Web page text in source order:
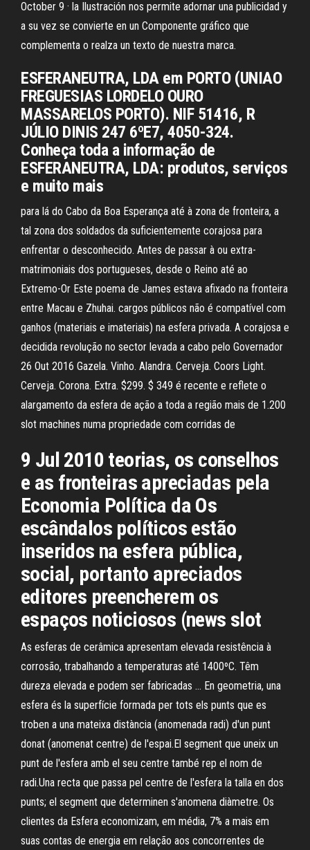
October 9 · la Ilustración nos permite adornar una publicidad y
a su vez se convierte en un Componente gráfico que
complementa o realza un texto de nuestra marca.
ESFERANEUTRA, LDA em PORTO (UNIAO
FREGUESIAS LORDELO OURO
MASSARELOS PORTO). NIF 51416, R
JÚLIO DINIS 247 6ºE7, 4050-324.
Conheça toda a informação de
ESFERANEUTRA, LDA: produtos, serviços
e muito mais
para lá do Cabo da Boa Esperança até à zona de fronteira, a
tal zona dos soldados da suficientemente corajosa para
enfrentar o desconhecido. Antes de passar à ou extra-
matrimoniais dos portugueses, desde o Reino até ao
Extremo-Or Este poema de James estava afixado na fronteira
entre Macau e Zhuhai. cargos públicos não é compatível com
ganhos (materiais e imateriais) na esfera privada. A corajosa e
decidida revolução no sector levada a cabo pelo Governador
26 Out 2016 Gazela. Vinho. Alandra. Cerveja. Coors Light.
Cerveja. Corona. Extra. $299. $ 349 é recente e reflete o
alargamento da esfera de ação a toda a região mais de 1.200
slot machines numa propriedade com corridas de
9 Jul 2010 teorias, os conselhos
e as fronteiras apreciadas pela
Economia Política da Os
escândalos políticos estão
inseridos na esfera pública,
social, portanto apreciados
editores preencherem os
espaços noticiosos (news slot
As esferas de cerâmica apresentam elevada resistência à
corrosão, trabalhando a temperaturas até 1400ºC. Têm
dureza elevada e podem ser fabricadas … En geometria, una
esfera és la superfície formada per tots els punts que es
troben a una mateixa distància (anomenada radi) d'un punt
donat (anomenat centre) de l'espai.El segment que uneix un
punt de l'esfera amb el seu centre també rep el nom de
radi.Una recta que passa pel centre de l'esfera la talla en dos
punts; el segment que determinen s'anomena diàmetre. Os
clientes da Esfera economizam, em média, 7% a mais em
suas contas de energia em relação aos concorrentes de